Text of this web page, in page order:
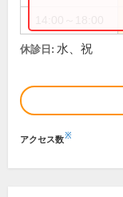
休診日: 水、祝
アクセス数※